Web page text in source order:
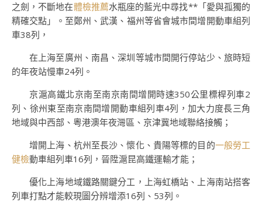
之劍，不斷地在體檢推薦水瓶座的藍光中尋找**「愛與孤獨的
精確交點」。至鄭州、武漢、福州等省會城市間增開動車組列
車38列，
在上海至廣州、南昌、深圳等城市間開行停站少、旅時短
的年夜站慢車24列。
京滬高鐵北京南至南京南間增開時速350公里標桿列車2
列、徐州東至南京南間增開動車組列車4列，加大力度長三角
地域與中西部、粵港澳年夜灣區、京津冀地域聯絡接觸；
增開上海、杭州至長沙、懷化、貴陽等標的目的一般勞工
健檢動車組列車16列，晉陞滬昆高鐵運輸才能；
優化上海地域鐵路關鍵分工，上海虹橋站、上海南站搭客
列車打點才能較現圖分辨增添16列、53列。